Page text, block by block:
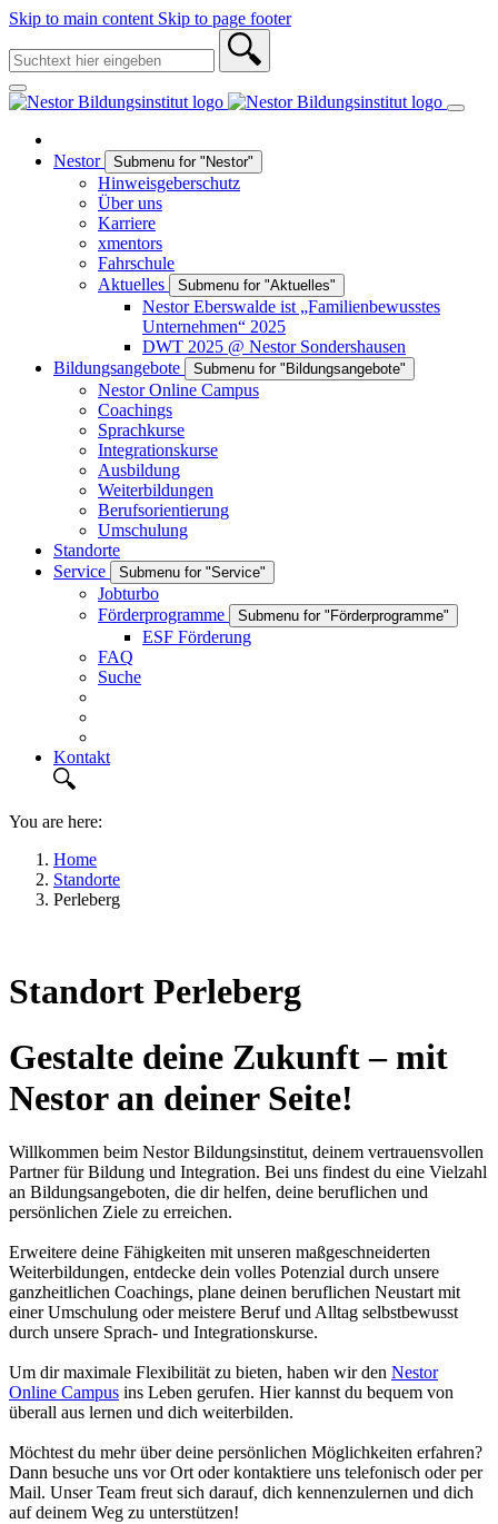
Skip to main content Skip to page footer
Nestor Submenu for "Nestor"
Hinweisgeberschutz
Über uns
Karriere
xmentors
Fahrschule
Aktuelles
Submenu for "Aktuelles"
Nestor Eberswalde ist „Familienbewusstes
Unternehmen“ 2025
DWT 2025 @ Nestor Sondershausen
Bildungsangebote
Submenu for "Bildungsangebote"
Nestor Online Campus
Coachings
Sprachkurse
Integrationskurse
Ausbildung
Weiterbildungen
Berufsorientierung
Umschulung
Standorte
Service
Submenu for "Service"
Jobturbo
Förderprogramme
Submenu for "Förderprogramme"
ESF Förderung
FAQ
Suche
Kontakt
You are here:
Home
Standorte
Perleberg
Standort Perleberg
Gestalte deine Zukunft – mit
Nestor an deiner Seite!
Willkommen beim Nestor Bildungsinstitut, deinem vertrauensvollen
Partner für Bildung und Integration. Bei uns findest du eine Vielzahl
an Bildungsangeboten, die dir helfen, deine beruflichen und
persönlichen Ziele zu erreichen.
Erweitere deine Fähigkeiten mit unseren maßgeschneiderten
Weiterbildungen, entdecke dein volles Potenzial durch unsere
ganzheitlichen Coachings, plane deinen beruflichen Neustart mit
einer Umschulung oder meistere Beruf und Alltag selbstbewusst
durch unsere Sprach- und Integrationskurse.
Um dir maximale Flexibilität zu bieten, haben wir den Nestor
Online Campus ins Leben gerufen. Hier kannst du bequem von
überall aus lernen und dich weiterbilden.
Möchtest du mehr über deine persönlichen Möglichkeiten erfahren?
Dann besuche uns vor Ort oder kontaktiere uns telefonisch oder per
Mail. Unser Team freut sich darauf, dich kennenzulernen und dich
auf deinem Weg zu unterstützen!